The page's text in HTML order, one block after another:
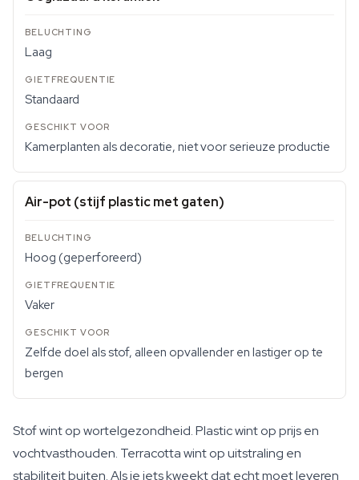
Laag
Standaard
Kamerplanten als decoratie, niet voor serieuze productie
Air-pot (stijf plastic met gaten)
Hoog (geperforeerd)
Vaker
Zelfde doel als stof, alleen opvallender en lastiger op te
bergen
Stof wint op wortelgezondheid. Plastic wint op prijs en
vochtvasthouden. Terracotta wint op uitstraling en
stabiliteit buiten. Als je iets kweekt dat echt moet leveren